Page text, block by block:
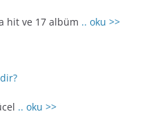
hit ve 17 albüm .. oku >>
.. oku >>